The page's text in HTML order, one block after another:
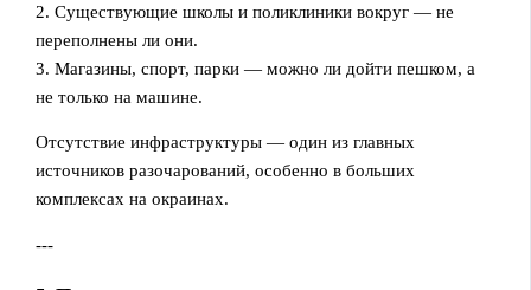
2. Существующие школы и поликлиники вокруг — не
переполнены ли они.
3. Магазины, спорт, парки — можно ли дойти пешком, а
не только на машине.
Отсутствие инфраструктуры — один из главных
источников разочарований, особенно в больших
комплексах на окраинах.
---